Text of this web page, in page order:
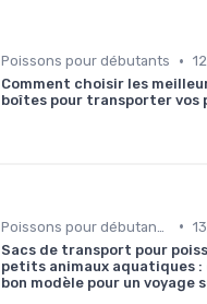
Poissons pour débutants •
Comment choisir les
boîtes pour transporter vos
•
Sacs de transport pour
petits animaux aquatiques :
bon modèle pour un voyage